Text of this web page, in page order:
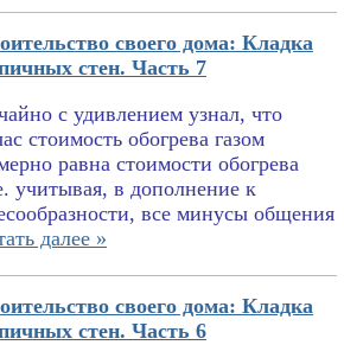
своего дома: Кладка
стен. Часть 7
с удивлением узнал, что
стоимость обогрева газом
равна стоимости обогрева
учитывая, в дополнение к
все минусы общения
далее »
своего дома: Кладка
стен. Часть 6